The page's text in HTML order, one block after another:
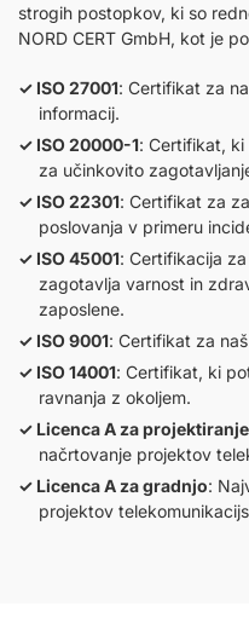
strogih postopkov, ki so
NORD CERT GmbH, kot je
ISO 27001: Certifikat za
informacij.
ISO 20000-1: Certifikat, ki
za učinkovito
ISO 22301: Certifikat za
poslovanja v primeru
ISO 45001: Certifikacija
zagotavlja varnost in
zaposlene.
ISO 9001: Certifikat za
ISO 14001: Certifikat, ki
ravnanja z okoljem.
Licenca A za projektiranje
načrtovanje projektov
Licenca A za gradnjo:
projektov